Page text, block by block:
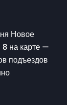
Новое
8 на карте —
подъездов